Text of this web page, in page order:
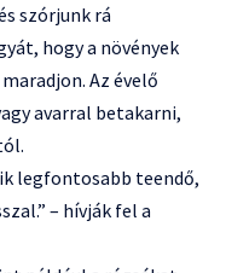
szórjunk rá
hogy a növények
Az évelő
avarral betakarni,
legfontosabb teendő,
– hívják fel a